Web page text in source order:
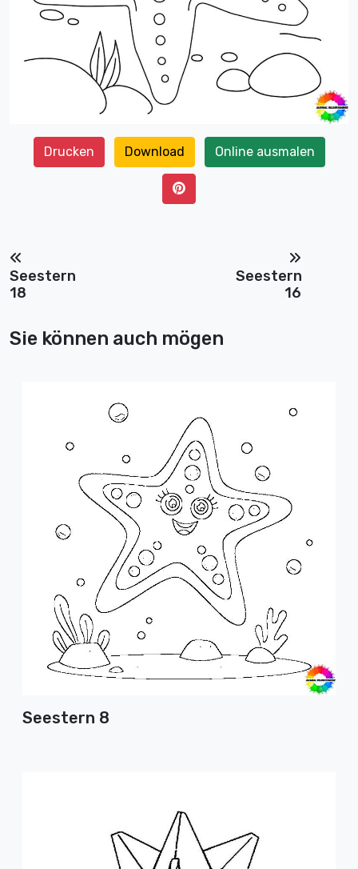
Drucken Download Online ausmalen
Seestern
18
Seestern
16
Sie können auch mögen
Seestern 8